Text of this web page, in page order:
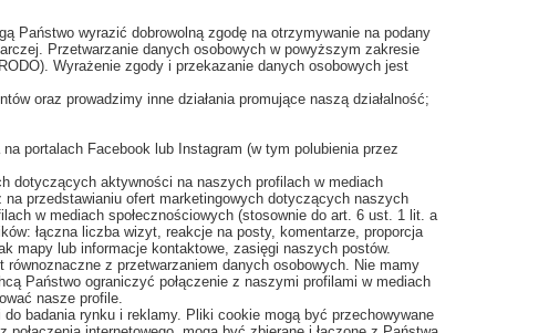
Państwo wyrazić dobrowolną zgodę na otrzymywanie na podany
Przetwarzanie danych osobowych w powyższym zakresie
Wyrażenie zgody i przekazanie danych osobowych jest
oraz prowadzimy inne działania promujące naszą działalność;
portalach Facebook lub Instagram (w tym polubienia przez
dotyczących aktywności na naszych profilach w mediach
przedstawianiu ofert marketingowych dotyczących naszych
w mediach społecznościowych (stosownie do art. 6 ust. 1 lit. a
łączna liczba wizyt, reakcje na posty, komentarze, proporcja
mapy lub informacje kontaktowe, zasięgi naszych postów.
z przetwarzaniem danych osobowych. Nie mamy
Państwo ograniczyć połączenie z naszymi profilami w mediach
nasze profile.
badania rynku i reklamy. Pliki cookie mogą być przechowywane